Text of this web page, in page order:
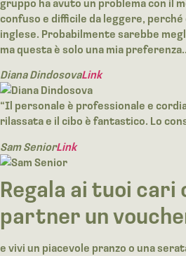
confuso e difficile da leggere, perché
inglese. Probabilmente sarebbe
ma questa è solo una mia
Diana DindosovaLink
“Il personale è professionale e
rilassata e il cibo è fantastico. Lo
Sam SeniorLink
Regala ai tuoi cari
partner un
e vivi un piacevole pranzo o una